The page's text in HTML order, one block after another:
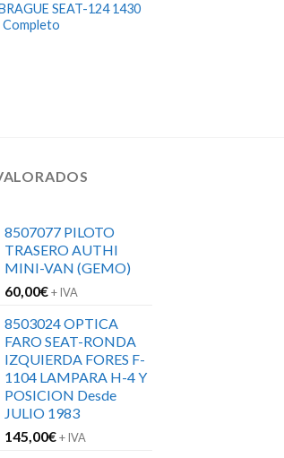
SEAT-124 1430
Completo
8507077 PILOTO
TRASERO AUTHI
MINI-VAN (GEMO)
60,00€+ IVA
8503024 OPTICA
FARO SEAT-RONDA
IZQUIERDA FORES F-
1104 LAMPARA H-4 Y
POSICION Desde
JULIO 1983
145,00€+ IVA